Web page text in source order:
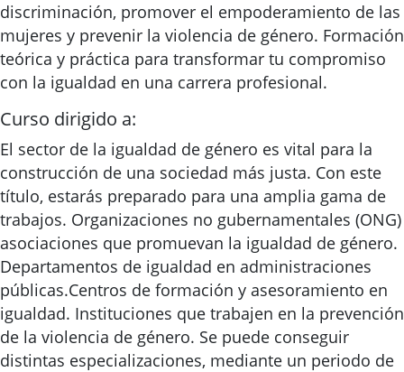
discriminación, promover el empoderamiento de las
mujeres y prevenir la violencia de género. Formación
teórica y práctica para transformar tu compromiso
con la igualdad en una carrera profesional.
Curso dirigido a:
El sector de la igualdad de género es vital para la
construcción de una sociedad más justa. Con este
título, estarás preparado para una amplia gama de
trabajos. Organizaciones no gubernamentales
asociaciones que promuevan la igualdad de género.
Departamentos de igualdad en administraciones
públicas.Centros de formación y asesoramiento en
igualdad. Instituciones que trabajen en la prevención
de la violencia de género. Se puede conseguir
distintas especializaciones, mediante un periodo de